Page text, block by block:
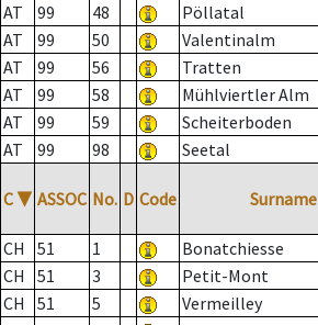
AT
99 48 Pöllatal
AT
99 50 Valentinalm
AT
99 56 Tratten
AT
99 58 Mühlviertler Alm
AT
99 59 Scheiterboden
AT
99 98 Seetal
C ▼ ASSOC No. D Code Surname
CH 51 1 Bonatchiesse
CH
51 3 Petit-Mont
CH
51 5 Vermeilley